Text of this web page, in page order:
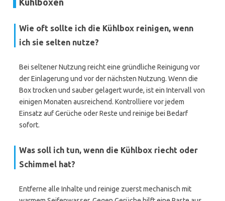
Kühlboxen
Wie oft sollte ich die Kühlbox reinigen, wenn
ich sie selten nutze?
Bei seltener Nutzung reicht eine gründliche Reinigung vor
der Einlagerung und vor der nächsten Nutzung. Wenn die
Box trocken und sauber gelagert wurde, ist ein Intervall von
einigen Monaten ausreichend. Kontrolliere vor jedem
Einsatz auf Gerüche oder Reste und reinige bei Bedarf
sofort.
Was soll ich tun, wenn die Kühlbox riecht oder
Schimmel hat?
Entferne alle Inhalte und reinige zuerst mechanisch mit